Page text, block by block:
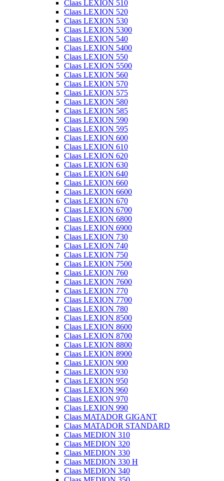
Claas LEXION 510
Claas LEXION 520
Claas LEXION 530
Claas LEXION 5300
Claas LEXION 540
Claas LEXION 5400
Claas LEXION 550
Claas LEXION 5500
Claas LEXION 560
Claas LEXION 570
Claas LEXION 575
Claas LEXION 580
Claas LEXION 585
Claas LEXION 590
Claas LEXION 595
Claas LEXION 600
Claas LEXION 610
Claas LEXION 620
Claas LEXION 630
Claas LEXION 640
Claas LEXION 660
Claas LEXION 6600
Claas LEXION 670
Claas LEXION 6700
Claas LEXION 6800
Claas LEXION 6900
Claas LEXION 730
Claas LEXION 740
Claas LEXION 750
Claas LEXION 7500
Claas LEXION 760
Claas LEXION 7600
Claas LEXION 770
Claas LEXION 7700
Claas LEXION 780
Claas LEXION 8500
Claas LEXION 8600
Claas LEXION 8700
Claas LEXION 8800
Claas LEXION 8900
Claas LEXION 900
Claas LEXION 930
Claas LEXION 950
Claas LEXION 960
Claas LEXION 970
Claas LEXION 990
Claas MATADOR GIGANT
Claas MATADOR STANDARD
Claas MEDION 310
Claas MEDION 320
Claas MEDION 330
Claas MEDION 330 H
Claas MEDION 340